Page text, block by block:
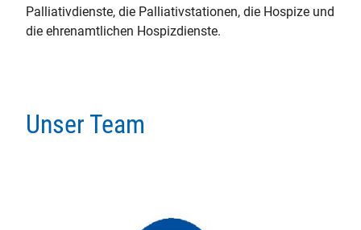
Palliativdienste, die Palliativstationen, die Hospize und
die ehrenamtlichen Hospizdienste.
Unser Team